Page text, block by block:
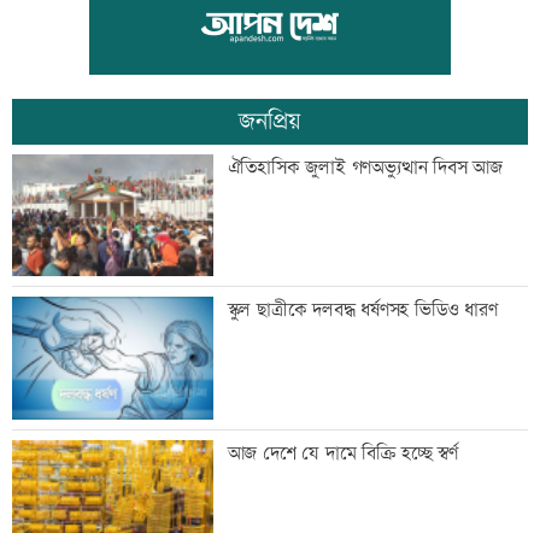
যুক্তরাষ্ট্রে এক মাসে ৫১ হাজার অভিবাসী
গ্রেফতার
কালীগঞ্জের সেন্ট নিকোলাস চার্চ: ঐতিহ্য ও
সম্প্রীতির প্রতীক
‘শিশুদের সুস্থ বিকাশে নিয়মিত স্বাস্থ্য পরীক্ষা
গুরুত্বপূর্ণ’
মেসিকে বোমা মেরে উড়িয়ে দেয়ার হুমকি
জনপ্রিয়
ঐতিহাসিক জুলাই গণঅভ্যুত্থান দিবস আজ
স্কুল ছাত্রীকে দলবদ্ধ ধর্ষণসহ ভিডিও ধারণ
আজ দেশে যে দামে বিক্রি হচ্ছে স্বর্ণ